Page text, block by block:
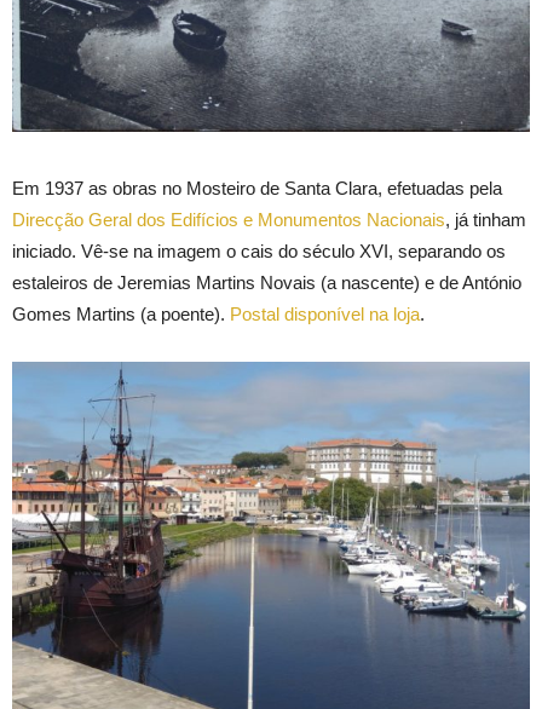
Em 1937 as obras no Mosteiro de Santa Clara, efetuadas pela
Direcção Geral dos Edifícios e Monumentos Nacionais, já tinham
iniciado. Vê-se na imagem o cais do século XVI, separando os
estaleiros de Jeremias Martins Novais (a nascente) e de António
Gomes Martins (a poente). Postal disponível na loja.